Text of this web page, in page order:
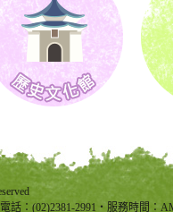
話：(02)2381-2991‧服務時間：